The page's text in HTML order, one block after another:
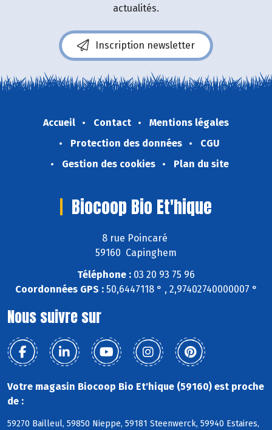
actualités.
Inscription newsletter
Accueil Contact
Mentions légales
Protection des données
CGU
Gestion des cookies
Plan du site
Biocoop Bio Et'hique
8 rue Poincaré
59160 Capinghem
Téléphone : 03 20 93 75 96
Coordonnées GPS :50,6447118 ° , 2,97402740000007 °
Nous suivre sur
Votre magasin Biocoop Bio Et'hique (59160) est proche
de :
59270 Bailleul, 59850 Nieppe, 59181 Steenwerck, 59940 Estaires,